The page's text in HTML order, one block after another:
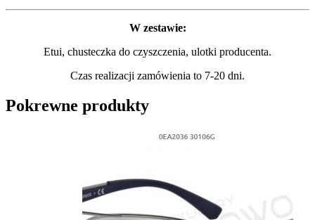
W zestawie:
Etui, chusteczka do czyszczenia, ulotki producenta.
Czas realizacji zamówienia to 7-20 dni.
Pokrewne produkty